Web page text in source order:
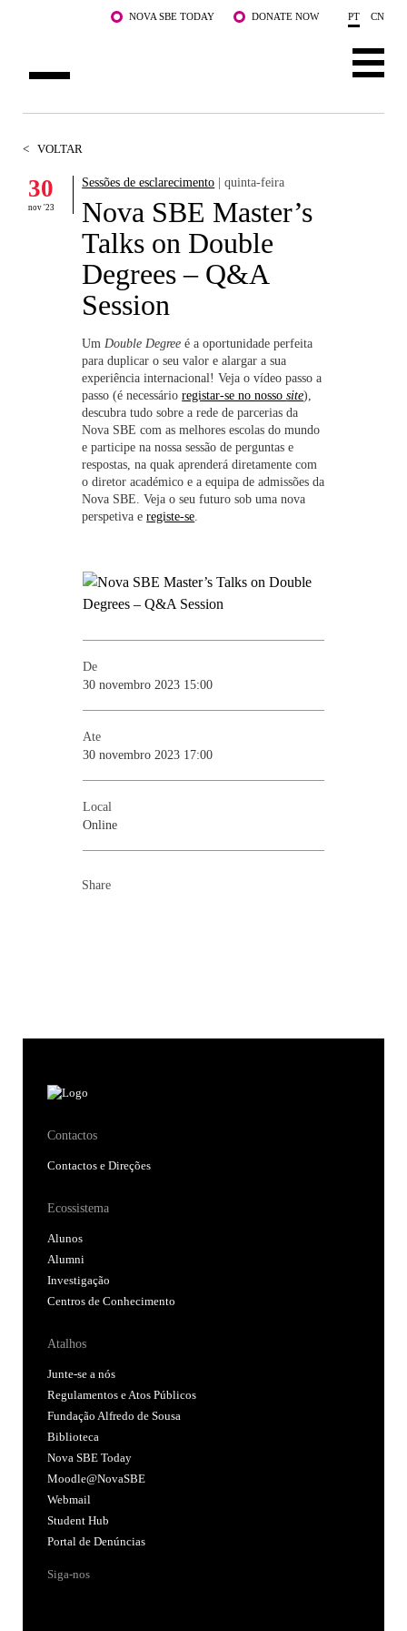
Saltar para o conteúdo principalNOVA SBE TODAY DONATE NOW PT CN
DOCENTES E INVESTIGAÇÃO
COMUNIDADE
LIFE AT NOVA SBE
< VOLTAR
30
nov '23
Sessões de esclarecimento | quinta-feira
Nova SBE Master’s
Talks on Double
Degrees – Q&A
Session
Um Double Degree é a oportunidade perfeita
para duplicar o seu valor e alargar a sua
experiência internacional! Veja o vídeo passo a
passo (é necessárioregistar-se no nossosite),
descubra tudo sobre a rede de parcerias da
Nova SBE com as melhores escolas do mundo
e participe na nossa sessão de perguntas e
respostas, na quak aprenderá diretamente com
o diretor académico e a equipa de admissões da
Nova SBE. Veja o seu futuro sob uma nova
perspetiva eregiste-se
De
30 novembro 2023 15:00
Ate
30 novembro 2023 17:00
Local
Online
Share
Contactos
Contactos e Direções
Ecossistema
Alunos
Alumni
Investigação
Centros de Conhecimento
Atalhos
Junte-se a nós
Regulamentos e Atos Públicos
Fundação Alfredo de Sousa
Biblioteca
Nova SBE Today
Moodle@NovaSBE
Webmail
Student Hub
Portal de Denúncias
Siga-nos